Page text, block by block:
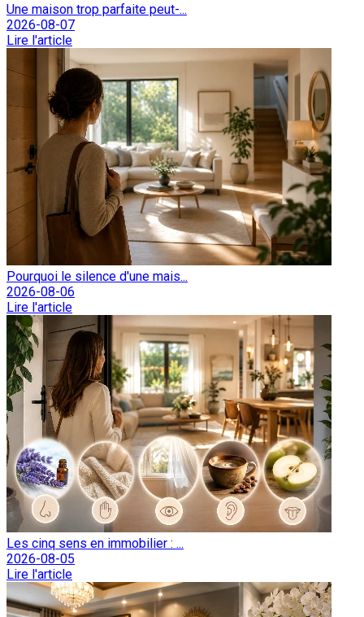
Une maison trop parfaite peut-...
2026-08-07
Lire l'article
Pourquoi le silence d'une mais...
2026-08-06
Lire l'article
Les cinq sens en immobilier : ...
2026-08-05
Lire l'article